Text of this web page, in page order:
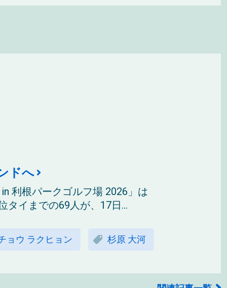
ドへ
利根パークゴルフ場 2026」は
タイまでの69人が、17日...
ョウ ラクヒョン 杉原 大河